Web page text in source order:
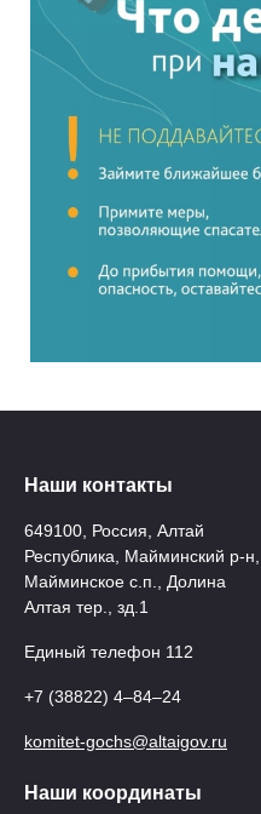
Наши контакты
649100, Россия, Алтай
Республика, Майминский р-н,
Майминское с.п., Долина
Алтая тер., зд.1
Единый телефон 112
+7 (38822) 4‒84‒24
komitet-gochs@altaigov.ru
Наши координаты